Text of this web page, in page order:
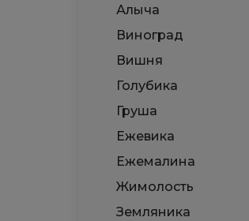
Алыча
Виноград
Вишня
Голубика
Груша
Ежевика
Ежемалина
Жимолость
Земляника